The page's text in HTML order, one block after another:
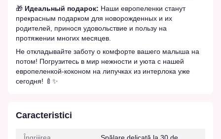
🎁 Идеальный подарок: Наши европеленки станут
прекрасным подарком для новорожденных и их
родителей, принося удовольствие и пользу на
протяжении многих месяцев.
Не откладывайте заботу о комфорте вашего малыша на
потом! Погрузитесь в мир нежности и уюта с нашей
европеленкой-коконом на липучках из интерлока уже
сегодня! 🍼✨
Caracteristici